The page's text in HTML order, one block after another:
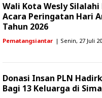
Wali Kota Wesly
Acara Peringatan Hari
Tahun 2026
Pematangsiantar | Senin, 27 Juli
Donasi Insan PLN
Bagi 13 Keluarga di